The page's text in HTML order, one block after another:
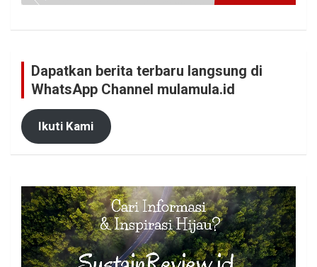
Dapatkan berita terbaru langsung di
WhatsApp Channel mulamula.id
Ikuti Kami